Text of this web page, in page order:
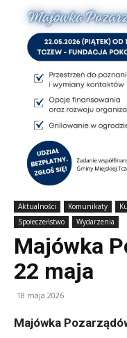
Aktualności Komunikaty
Społeczeństwo
Wydarzenia
Majówka
22 maja
18 maja 2026
Majówka